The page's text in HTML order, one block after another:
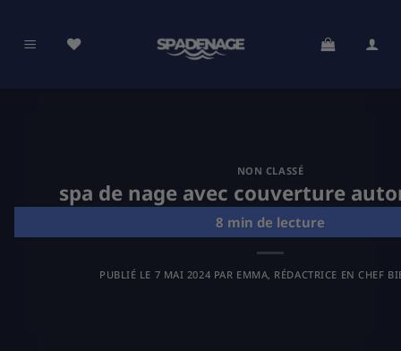
contenu
NON CLASSÉ
spa de nage avec couverture
PUBLIÉ LE 7 MAI 2024 PAR EMMA, RÉDACTRICE EN CHEF